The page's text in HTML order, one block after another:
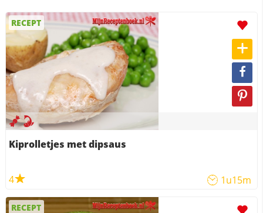
RECEPT
Kiprolletjes met dipsaus
4 1u15m
RECEPT